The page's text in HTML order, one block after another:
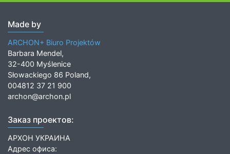
Made by
ARCHON+ Biuro Projektów
Barbara Mendel,
32-400 Myślenice
Słowackiego 86 Poland,
004812 37 21 900
archon@archon.pl
Заказ проектов:
АРХОН УКРАИНА
Адрес офиса: